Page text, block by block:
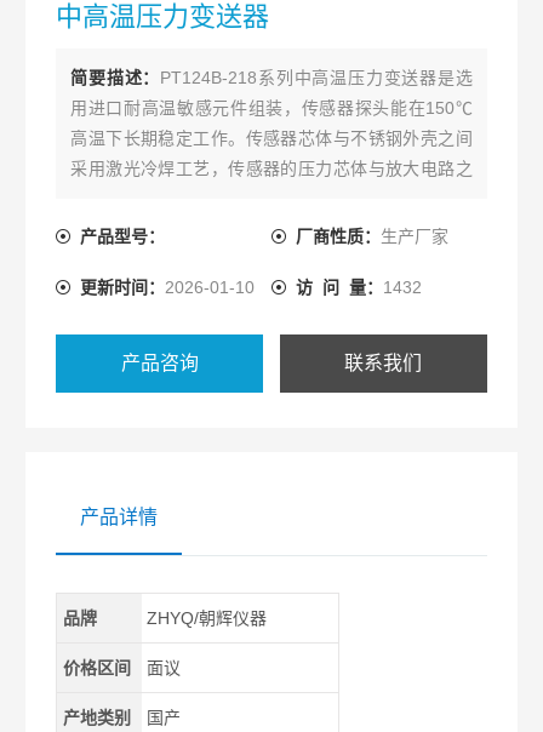
中高温压力变送器
简要描述： PT124B-218系列中高温压力变送器是选
用进口耐高温敏感元件组装，传感器探头能在150℃
高温下长期稳定工作。传感器芯体与不锈钢外壳之间
采用激光冷焊工艺，传感器的压力芯体与放大电路之
高温领域的流体、蒸气压力测量与控制。
产品型号： 厂商性质： 生产厂家
更新时间： 2026-01-10 访 问 量： 1432
产品咨询 联系我们
产品详情
品牌 ZHYQ/朝辉仪器
价格区间 面议
产地类别 国产